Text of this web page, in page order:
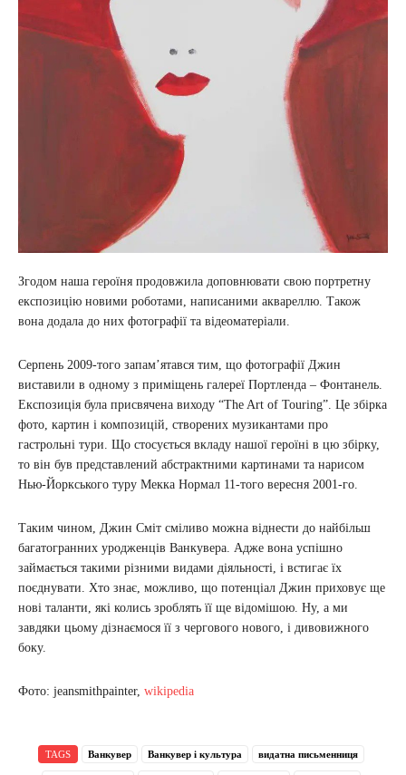
Згодом наша героїня продовжила доповнювати свою портретну
експозицію новими роботами, написаними аквареллю. Також
вона додала до них фотографії та відеоматеріали.
Серпень 2009-того запам’ятався тим, що фотографії Джин
виставили в одному з приміщень галереї Портленда – Фонтанель.
Експозиція була присвячена виходу “The Art of Touring”. Це збірка
фото, картин і композицій, створених музикантами про
гастрольні тури. Що стосується вкладу нашої героїні в цю збірку,
то він був представлений абстрактними картинами та нарисом
Нью-Йоркського туру Мекка Нормал 11-того вересня 2001-го.
Таким чином, Джин Сміт сміливо можна віднести до найбільш
багатогранних уродженців Ванкувера. Адже вона успішно
займається такими різними видами діяльності, і встигає їх
поєднувати. Хто знає, можливо, що потенціал Джин приховує ще
нові таланти, які колись зроблять її ще відомішою. Ну, а ми
завдяки цьому дізнаємося її з чергового нового, і дивовижного
боку.
Фото: jeansmithpainter, wikipedia
TAGS Ванкувер Ванкувер і культура видатна письменниця